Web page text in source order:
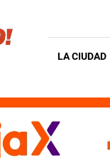
LA CIUDAD